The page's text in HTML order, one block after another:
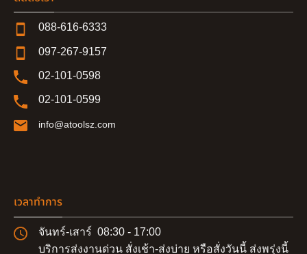
088-616-6333
097-267-9157
02-101-0598
02-101-0599
info@atoolsz.com
เวลาทำการ
จันทร์-เสาร์ 08:30 - 17:00
บริการส่งงานด่วน สั่งเช้า-ส่งบ่าย หรือสั่งวันนี้ ส่งพรุ่งนี้